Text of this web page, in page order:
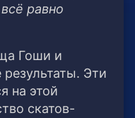
равно
Гоши и
Эти
на этой
скатов-